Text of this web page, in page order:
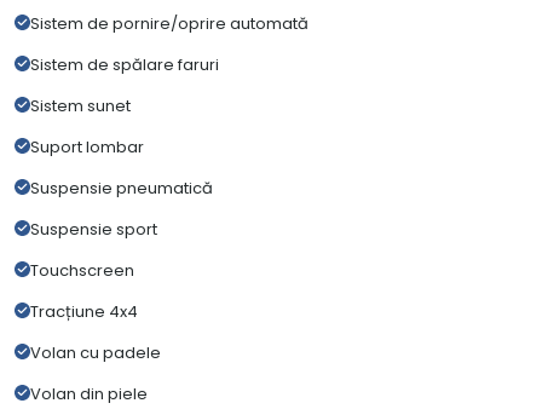
Sistem de pornire/oprire automată
Sistem de spălare faruri
Sistem sunet
Suport lombar
Suspensie pneumatică
Suspensie sport
Touchscreen
Tracțiune 4x4
Volan cu padele
Volan din piele